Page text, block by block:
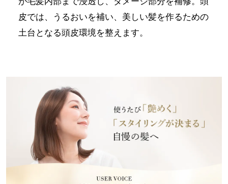
皮では、うるおいを補い、美しい髪を作るための
土台となる頭皮環境を整えます。